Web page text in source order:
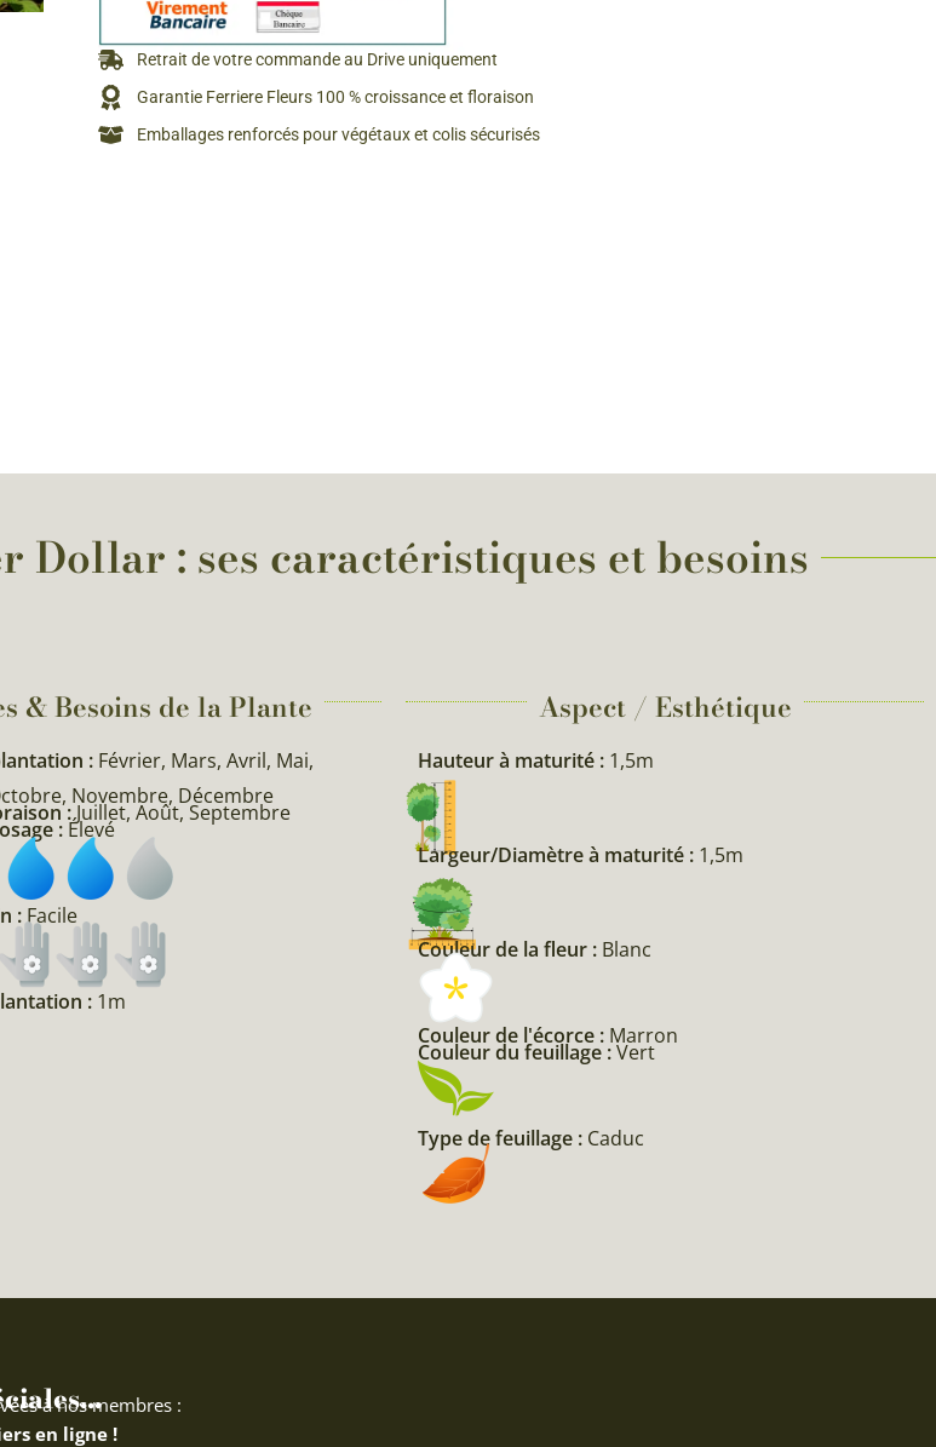
Semences & Graines Spéciales Fraîcheur
d’Antan
Bulbes de fleurs de A à Z
Retrait de votre commande au Drive uniquement
Garantie Ferriere Fleurs 100 % croissance et floraison
Emballages renforcés pour végétaux et colis sécurisés
: ses caractéristiques et besoins
& Besoins de la Plante​
: Février, Mars, Avril, Mai,
Novembre, Décembre
:Juillet, Août, Septembre
: Élevé
:Facile
: 1m
Aspect / Esthétique
Hauteur à maturité : 1,5m
Largeur/Diamètre à maturité : 1,5m
Couleur de la fleur : Blanc
Couleur de l'écorce : Marron
Couleur du feuillage :Vert
Type de feuillage : Caduc
à nos membres :
en ligne !